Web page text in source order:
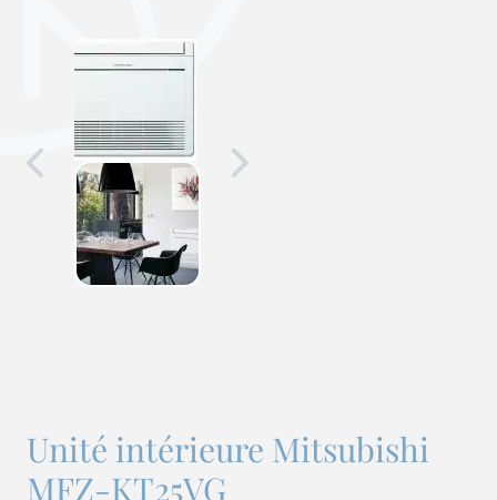
Unité intérieure Mitsubishi
MFZ-KT25VG